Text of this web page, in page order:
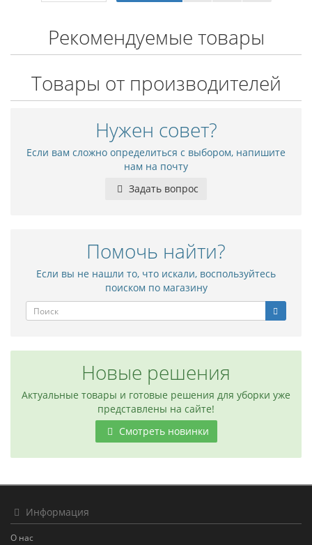
Рекомендуемые товары
Товары от производителей
Нужен совет?
Если вам сложно определиться с выбором, напишите
нам на почту
Задать вопрос
Помочь найти?
Если вы не нашли то, что искали, воспользуйтесь
поиском по магазину
Новые решения
Актуальные товары и готовые решения для уборки уже
представлены на сайте!
Смотреть новинки
Информация
О нас